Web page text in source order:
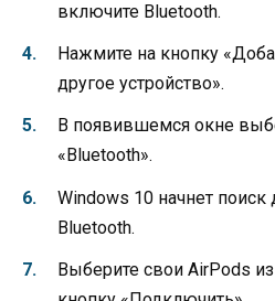
включите Bluetooth.
Нажмите на кнопку
другое устройство».
В появившемся окне
«Bluetooth».
Windows 10 начнет поиск
Bluetooth.
Выберите свои AirPods